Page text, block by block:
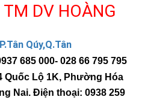
DV HOÀNG
Qúy,Q.Tân
685 000- 028 66 795 795
Quốc Lộ 1K, Phường Hóa
Nai. Điện thoại: 0938 259